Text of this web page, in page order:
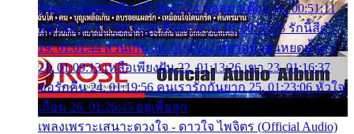
ฉันแล้วจงตายเสีย 15. 00:47:24 ขอสูมาเต๊อะ 16. 00:51:11
คนใจมาร 17. 00:54:50 คืนทรมาน 18. 00:58:25 รักนี้สีดำ
19. 01:01:44 ส่วนเกิน 20. 01:05:42 หยาดน้ำฝนหยดน้ำตา
21. 01:09:13 เหลือเพียงฝัน 22. 01:13:26 เขา 23. 01:16:37
ขอรักคืน 24. 01:19:56 คนเรารักกันยาก 25. 01:23:06 หัวใจ
เถื่อน 26. 01:26:45 อยู่เพื่อลูก
เพลงเพราะเสนาะดวงใจ - ดาวใจ ไพจิตร (Official Audio)